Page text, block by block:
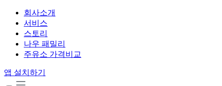
회사소개
서비스
스토리
나우 패밀리
주유소 가격비교
앱 설치하기